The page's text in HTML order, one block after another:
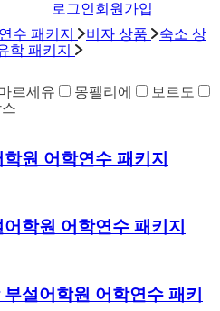
로그인회원가입
수 패키지 비자 상품
숙소 상
학 패키지
르세유 몽펠리에
보르도
원 어학연수 패키지
학원 어학연수 패키지
설어학원 어학연수 패키